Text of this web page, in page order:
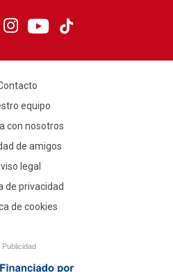
equipo
con nosotros
de amigos
legal
de privacidad
de cookies
Publicidad